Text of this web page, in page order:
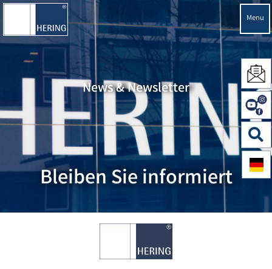
Menu
News & Newsletter
Bleiben Sie informiert